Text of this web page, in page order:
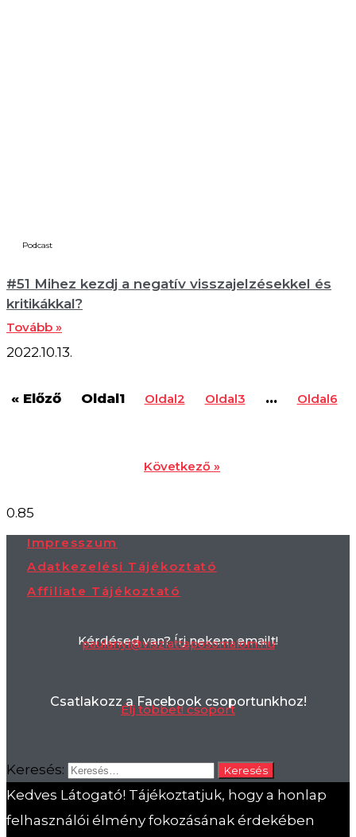
Podcast
#51 Mihez kezdj a negatív visszajelzésekkel és
kritikákkal?
Tovább »
2022.10.13.
« Előző Oldal1 Oldal2 Oldal3 … Oldal6
Következő »
Impresszum
Adatkezelési Tájékoztató
Affiliate Tájékoztató
Kérdésed van? Írj nekem emailt!
paulanyi@viszlattaposomalom.hu
Csatlakozz a Facebook csoportunkhoz!
Élj többet! csoport
Keresés:
Kedves Látogató! Tájékoztatjuk, hogy a honlap
felhasználói élmény fokozásának érdekében